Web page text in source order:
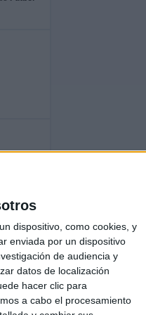
dispositivo, como cookies, y
enviada por un dispositivo
de audiencia y
datos de localización
hacer clic para
a cabo el procesamiento
TOTAL
9
RIVALES